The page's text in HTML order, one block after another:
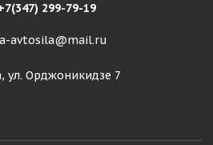
299-79-19
avtosila@mail.ru
ул. Орджоникидзе 7